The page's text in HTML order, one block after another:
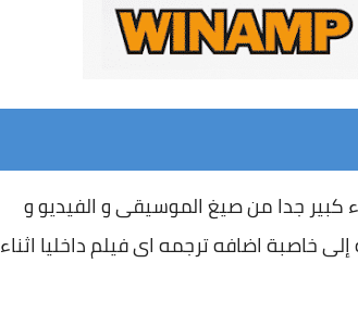
كبير جدا من صيغ الموسيقى و الفيديو و
خاصبة اضافه ترجمه اى فيلم داخليا اثناء